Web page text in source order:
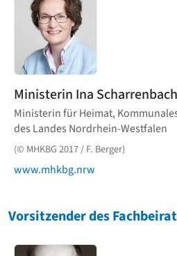
Gesamtübersicht...
Gegenwart
Postmoderne
1950er-70er Jahre
Moderne
Reformarchitektur
Jugendstil
Historismus
Klassizismus
Barock
Renaissance
Gotik
Vorromanik
Römische Antike
Über uns
Ministerin Ina Scharrenbach
Ministerin für Heimat,
des Landes Nordrhein-Westfalen
(© MHKBG 2017 / F. Berger)
www.mhkbg.nrw
Vorsitzender des